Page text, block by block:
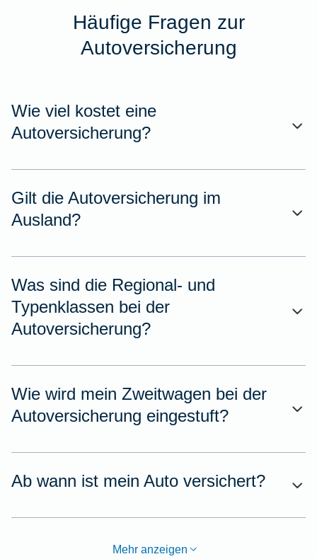
Häufige Fragen zur
Autoversicherung
Wie viel kostet eine
Autoversicherung?
Gilt die Autoversicherung im
Ausland?
Was sind die Regional- und
Typenklassen bei der
Autoversicherung?
Wie wird mein Zweitwagen bei der
Autoversicherung eingestuft?
Ab wann ist mein Auto versichert?
Mehr anzeigen